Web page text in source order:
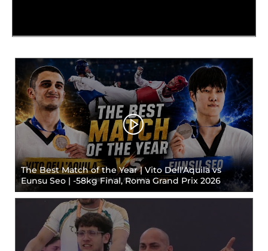
Licenze WT
Formazione
Amministrazione
Salute
Rivista Olympic Dream
Links
Mappa del sito
Photogallery
Videogallery
The Best Match of the Year | Vito Dell'Aquila vs
Eunsu Seo | -58kg Final, Roma Grand Prix 2026